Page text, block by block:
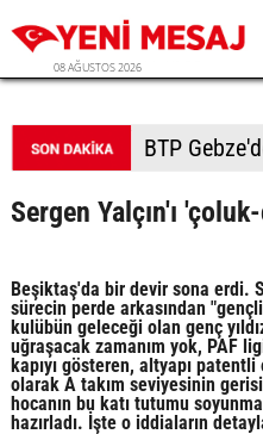
08 AĞUSTOS 2026
Sergen Yalçın'ı
Beşiktaş'da bir devir sona erdi.
sürecin perde arkasından
kulübün geleceği olan genç
uğraşacak zamanım yok, PAF
kapıyı gösteren, altyapı
olarak A takım seviyesinin
hocanın bu katı tutumu
hazırladı. İşte o iddiaların